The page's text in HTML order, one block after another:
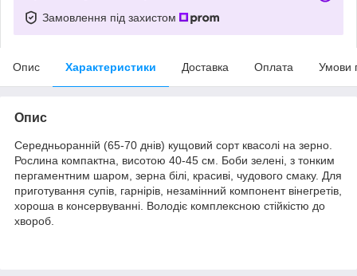
Замовлення під захистом
Опис Характеристики Доставка Оплата Умови
Опис
Середньоранній (65-70 днів) кущовий сорт квасолі на зерно.
Рослина компактна, висотою 40-45 см. Боби зелені, з тонким
пергаментним шаром, зерна білі, красиві, чудового смаку. Для
приготування супів, гарнірів, незамінний компонент вінегретів,
хороша в консервуванні. Володіє комплексною стійкістю до
хвороб.